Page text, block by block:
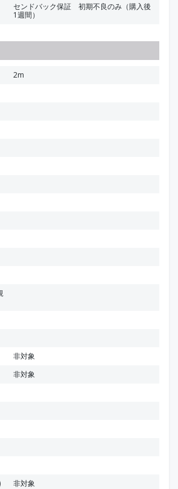
センドバック保証 初期不良のみ（購入後
1週間）
2m
非対象
非対象
非対象